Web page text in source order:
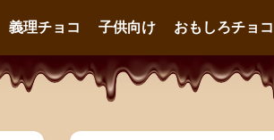
義理チョコ 子供向け おもしろチョコ